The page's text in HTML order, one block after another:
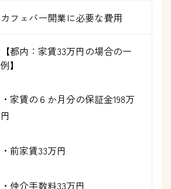
カフェバー開業に必要な費用
【都内：家賃33万円の場合の一
例】
・家賃の６か月分の保証金198万
円
・前家賃33万円
・仲介手数料33万円